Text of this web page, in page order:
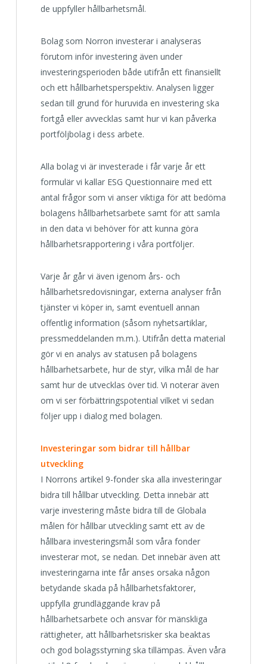
de uppfyller hållbarhetsmål.
Bolag som Norron investerar i analyseras
förutom inför investering även under
investeringsperioden både utifrån ett finansiellt
och ett hållbarhetsperspektiv. Analysen ligger
sedan till grund för huruvida en investering ska
fortgå eller avvecklas samt hur vi kan påverka
portföljbolag i dess arbete.
Alla bolag vi är investerade i får varje år ett
formulär vi kallar ESG Questionnaire med ett
antal frågor som vi anser viktiga för att bedöma
bolagens hållbarhetsarbete samt för att samla
in den data vi behöver för att kunna göra
hållbarhetsrapportering i våra portföljer.
Varje år går vi även igenom års- och
hållbarhetsredovisningar, externa analyser från
tjänster vi köper in, samt eventuell annan
offentlig information (såsom nyhetsartiklar,
pressmeddelanden m.m.). Utifrån detta material
gör vi en analys av statusen på bolagens
hållbarhetsarbete, hur de styr, vilka mål de har
samt hur de utvecklas över tid. Vi noterar även
om vi ser förbättringspotential vilket vi sedan
följer upp i dialog med bolagen.
Investeringar som bidrar till hållbar
utveckling
I Norrons artikel 9-fonder ska alla investeringar
bidra till hållbar utveckling. Detta innebär att
varje investering måste bidra till de Globala
målen för hållbar utveckling samt ett av de
hållbara investeringsmål som våra fonder
investerar mot, se nedan. Det innebär även att
investeringarna inte får anses orsaka någon
betydande skada på hållbarhetsfaktorer,
uppfylla grundläggande krav på
hållbarhetsarbete och ansvar för mänskliga
rättigheter, att hållbarhetsrisker ska beaktas
och god bolagsstyrning ska tillämpas. Även våra